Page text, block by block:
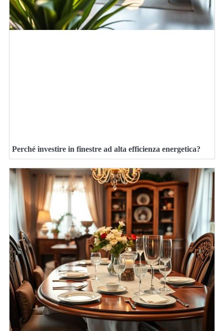
Perché investire in finestre ad alta efficienza energetica?